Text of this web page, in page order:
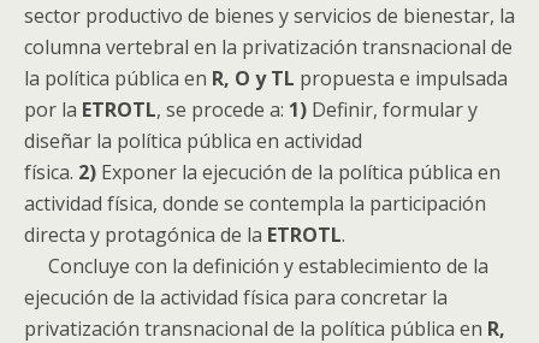
sector productivo de bienes y servicios de bienestar, la
columna vertebral en la privatización transnacional de
la política pública en R, O y TL propuesta e impulsada
por la ETROTL, se procede a: 1) Definir, formular y
diseñar la política pública en actividad
física. 2) Exponer la ejecución de la política pública en
actividad física, donde se contempla la participación
directa y protagónica de la ETROTL.
Concluye con la definición y establecimiento de la
ejecución de la actividad física para concretar la
privatización transnacional de la política pública en R,